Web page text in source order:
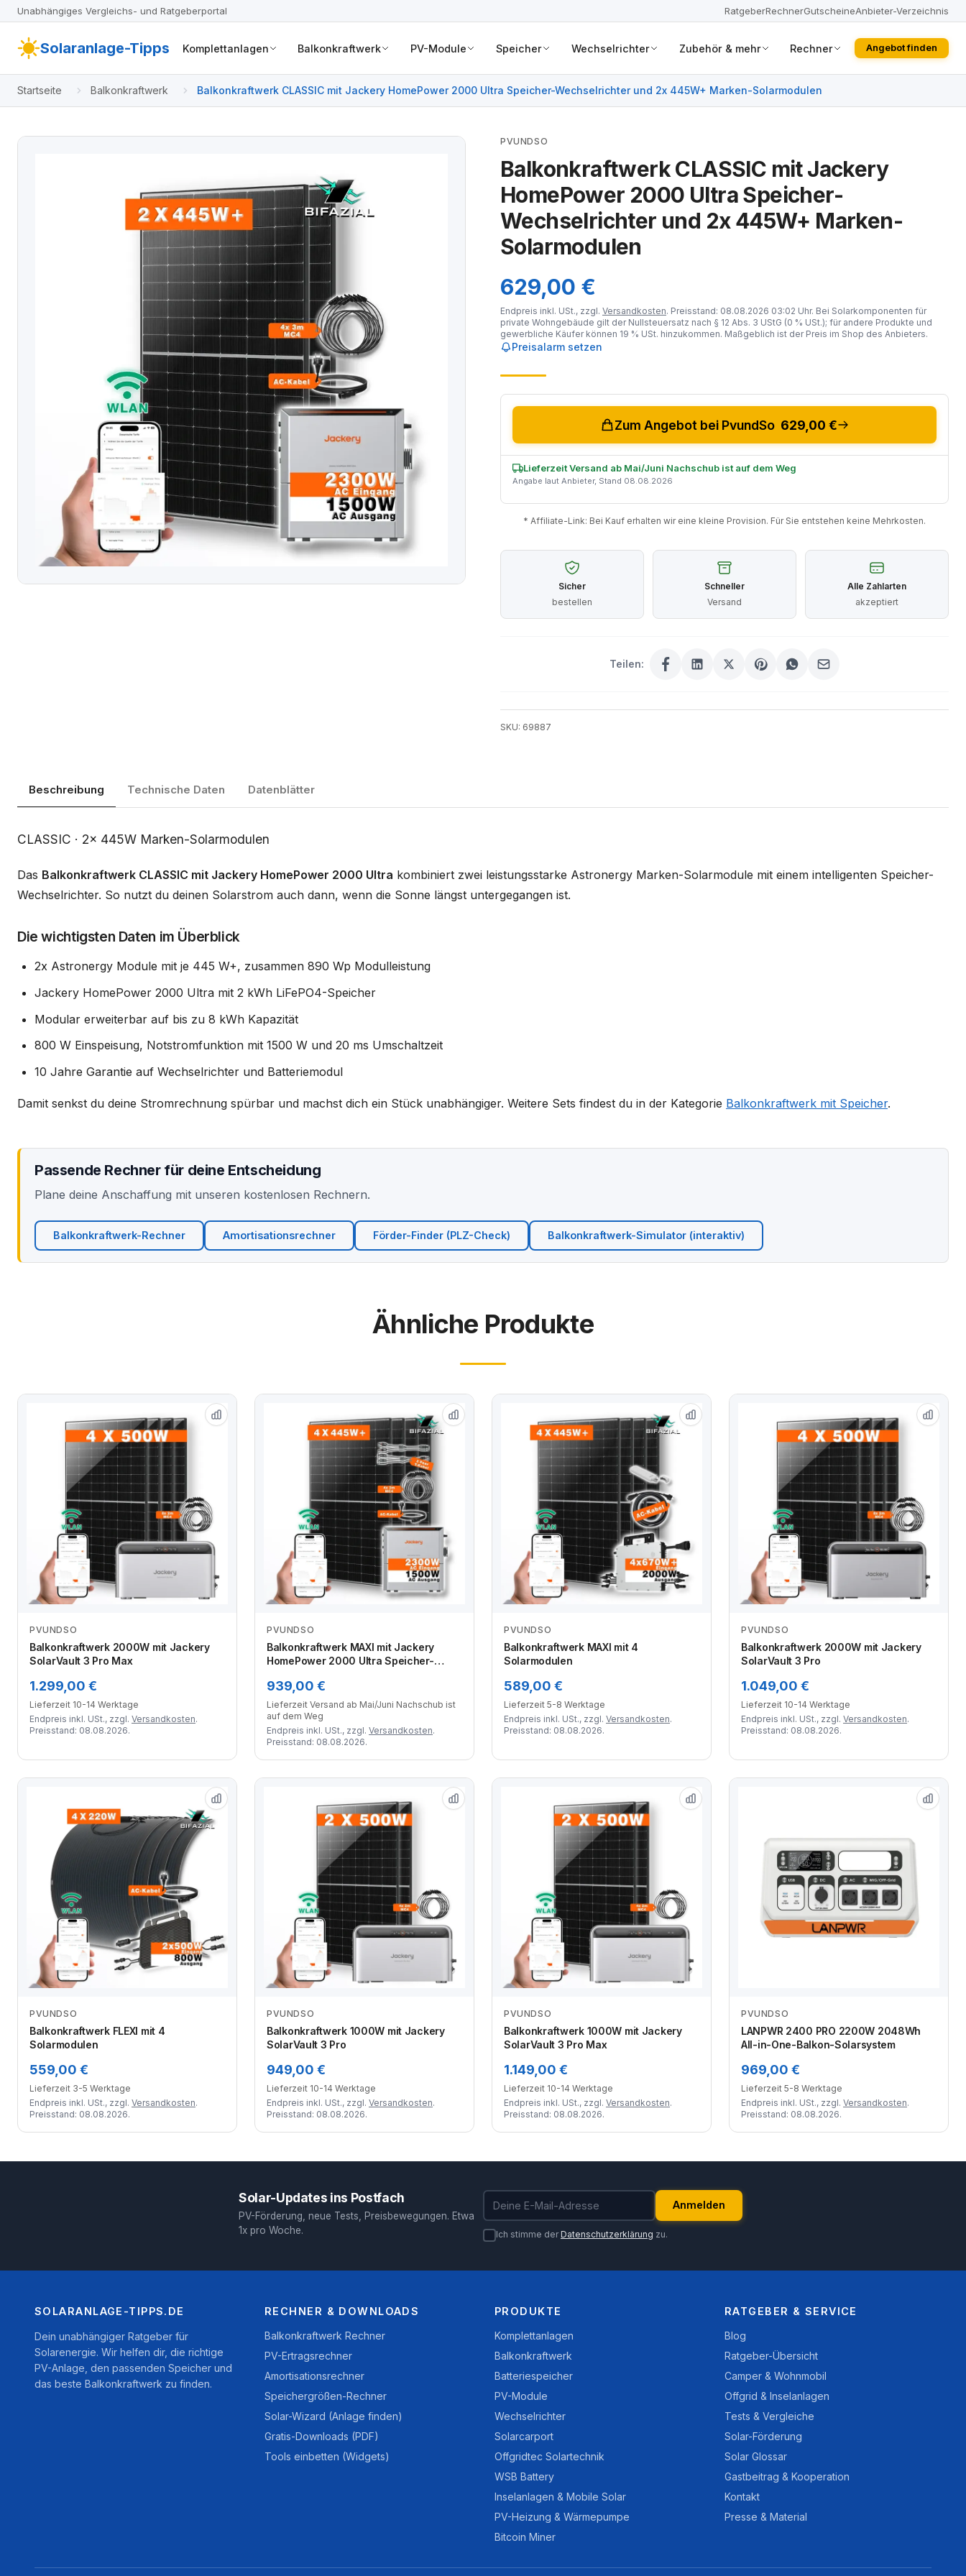
Unabhängiges Vergleichs- und Ratgeberportal RatgeberRechnerGutscheineAnbieter-Verzeichnis
Solaranlage-Tipps Komplettanlagen Balkonkraftwerk PV-Module Speicher Wechselrichter Zubehör & mehr Rechner Angebot finden
Startseite Balkonkraftwerk Balkonkraftwerk CLASSIC mit Jackery HomePower 2000 Ultra Speicher-Wechselrichter und 2x 445W+ Marken-Solarmodulen
PVUNDSO
Balkonkraftwerk CLASSIC mit Jackery
HomePower 2000 Ultra Speicher-
Wechselrichter und 2x 445W+ Marken-
Solarmodulen
629,00 €
Endpreis inkl. USt., zzgl. Versandkosten. Preisstand: 08.08.2026 03:02 Uhr. Bei Solarkomponenten für
private Wohngebäude gilt der Nullsteuersatz nach § 12 Abs. 3 UStG (0 % USt.); für andere Produkte und
gewerbliche Käufer können 19 % USt. hinzukommen. Maßgeblich ist der Preis im Shop des Anbieters.
Preisalarm setzen
Zum Angebot bei PvundSo 629,00 €
Lieferzeit Versand ab Mai/Juni Nachschub ist auf dem Weg
Angabe laut Anbieter, Stand 08.08.2026
* Affiliate-Link: Bei Kauf erhalten wir eine kleine Provision. Für Sie entstehen keine Mehrkosten.
Sicher
bestellen
Schneller
Versand
Alle Zahlarten
akzeptiert
Teilen:
SKU: 69887
Beschreibung Technische Daten Datenblätter
Beschreibung
CLASSIC · 2x 445W Marken-Solarmodulen
Das Balkonkraftwerk CLASSIC mit Jackery HomePower 2000 Ultra kombiniert zwei leistungsstarke Astronergy Marken-Solarmodule mit einem intelligenten Speicher-
Wechselrichter. So nutzt du deinen Solarstrom auch dann, wenn die Sonne längst untergegangen ist.
Die wichtigsten Daten im Überblick
2x Astronergy Module mit je 445 W+, zusammen 890 Wp Modulleistung
Jackery HomePower 2000 Ultra mit 2 kWh LiFePO4-Speicher
Modular erweiterbar auf bis zu 8 kWh Kapazität
800 W Einspeisung, Notstromfunktion mit 1500 W und 20 ms Umschaltzeit
10 Jahre Garantie auf Wechselrichter und Batteriemodul
Damit senkst du deine Stromrechnung spürbar und machst dich ein Stück unabhängiger. Weitere Sets findest du in der Kategorie Balkonkraftwerk mit Speicher.
Passende Rechner für deine Entscheidung
Plane deine Anschaffung mit unseren kostenlosen Rechnern.
Balkonkraftwerk-Rechner Amortisationsrechner Förder-Finder (PLZ-Check) Balkonkraftwerk-Simulator (interaktiv)
Ähnliche Produkte
PVUNDSO
Balkonkraftwerk 2000W mit Jackery
SolarVault 3 Pro Max
1.299,00 €
Lieferzeit 10-14 Werktage
Endpreis inkl. USt., zzgl. Versandkosten.
Preisstand: 08.08.2026.
PVUNDSO
Balkonkraftwerk MAXI mit Jackery
HomePower 2000 Ultra Speicher-
Marken-Solarmodulen
939,00 €
Lieferzeit Versand ab Mai/Juni Nachschub ist
auf dem Weg
Endpreis inkl. USt., zzgl. Versandkosten.
Preisstand: 08.08.2026.
PVUNDSO
Balkonkraftwerk MAXI mit 4
Solarmodulen
589,00 €
Lieferzeit 5-8 Werktage
Endpreis inkl. USt., zzgl. Versandkosten.
Preisstand: 08.08.2026.
PVUNDSO
Balkonkraftwerk 2000W mit Jackery
SolarVault 3 Pro
1.049,00 €
Lieferzeit 10-14 Werktage
Endpreis inkl. USt., zzgl. Versandkosten.
Preisstand: 08.08.2026.
PVUNDSO
Balkonkraftwerk FLEXI mit 4
Solarmodulen
559,00 €
Lieferzeit 3-5 Werktage
Endpreis inkl. USt., zzgl. Versandkosten.
Preisstand: 08.08.2026.
PVUNDSO
Balkonkraftwerk 1000W mit Jackery
SolarVault 3 Pro
949,00 €
Lieferzeit 10-14 Werktage
Endpreis inkl. USt., zzgl. Versandkosten.
Preisstand: 08.08.2026.
PVUNDSO
Balkonkraftwerk 1000W mit Jackery
SolarVault 3 Pro Max
1.149,00 €
Lieferzeit 10-14 Werktage
Endpreis inkl. USt., zzgl. Versandkosten.
Preisstand: 08.08.2026.
PVUNDSO
LANPWR 2400 PRO 2200W 2048Wh
All-in-One-Balkon-Solarsystem
969,00 €
Lieferzeit 5-8 Werktage
Endpreis inkl. USt., zzgl. Versandkosten.
Preisstand: 08.08.2026.
Solar-Updates ins Postfach
PV-Förderung, neue Tests, Preisbewegungen. Etwa
1x pro Woche.
E-Mail-Adresse
Anmelden
Ich stimme derDatenschutzerklärung zu.
SOLARANLAGE-TIPPS.DE
Dein unabhängiger Ratgeber für
Solarenergie. Wir helfen dir, die richtige
PV-Anlage, den passenden Speicher und
das beste Balkonkraftwerk zu finden.
RECHNER & DOWNLOADS
Balkonkraftwerk Rechner
PV-Ertragsrechner
Amortisationsrechner
Speichergrößen-Rechner
Solar-Wizard (Anlage finden)
Gratis-Downloads (PDF)
Tools einbetten (Widgets)
PRODUKTE
Komplettanlagen
Balkonkraftwerk
Batteriespeicher
PV-Module
Wechselrichter
Solarcarport
Offgridtec Solartechnik
WSB Battery
Inselanlagen & Mobile Solar
PV-Heizung & Wärmepumpe
Bitcoin Miner
RATGEBER & SERVICE
Blog
Ratgeber-Übersicht
Camper & Wohnmobil
Offgrid & Inselanlagen
Tests & Vergleiche
Solar-Förderung
Solar Glossar
Gastbeitrag & Kooperation
Kontakt
Presse & Material